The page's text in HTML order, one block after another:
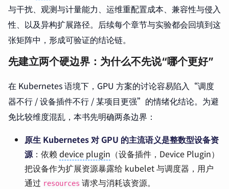
与干扰、观测与计量能力、运维重配置成本、兼容性与侵入
性、以及异构扩展路径。后续每个章节与实验都会回填到这
张矩阵中，形成可验证的结论链。
先建立两个硬边界：为什么不先说“哪个更好”
在 Kubernetes 语境下，GPU 方案的讨论容易陷入“调度
器不行 / 设备插件不行 / 某项目更强”的情绪化结论。为避
免比较维度混乱，本书先明确两条边界：
原生 Kubernetes 对 GPU 的主流语义是整数型设备资
源 ：依赖 device plugin （设备插件，Device Plugin）
把设备作为扩展资源暴露给 kubelet 与调度器，用户
通过 resources 请求与消耗该资源。